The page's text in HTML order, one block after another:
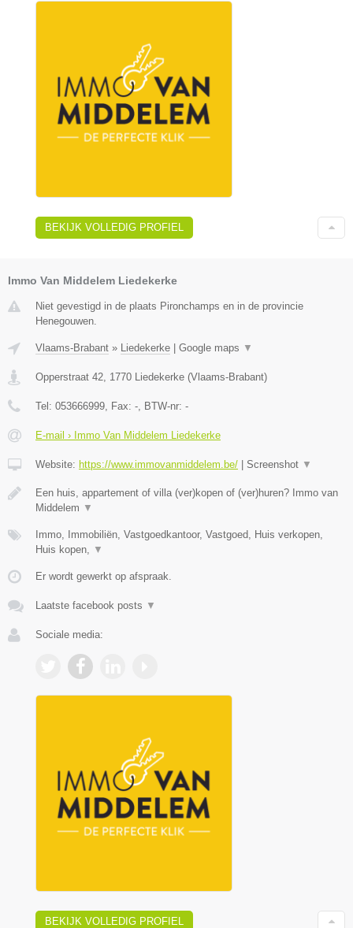
BEKIJK VOLLEDIG PROFIEL
Immo Van Middelem Liedekerke
Niet gevestigd in de plaats Pironchamps en in de provincie
Henegouwen.
Vlaams-Brabant » Liedekerke Google maps ▼
Opperstraat 42 1770 Liedekerke (Vlaams-Brabant)
Tel: 053666999 , Fax: - , BTW-nr: -
E-mail › Immo Van Middelem Liedekerke
Website: https://www.immovanmiddelem.be/ Screenshot ▼
Een huis, appartement of villa (ver)kopen of (ver)huren? Immo van
Middelem ▼
Immo, Immobiliën, Vastgoedkantoor, Vastgoed, Huis verkopen,
Huis kopen,
▼
Er wordt gewerkt op afspraak.
Laatste facebook posts ▼
Sociale media:
BEKIJK VOLLEDIG PROFIEL